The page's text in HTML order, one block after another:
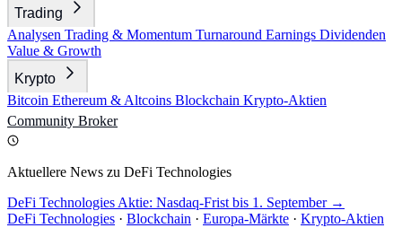
Trading
Analysen Trading & Momentum Turnaround Earnings Dividenden
Value & Growth
Krypto
Bitcoin Ethereum & Altcoins Blockchain Krypto-Aktien
Community Broker
Aktuellere News zu DeFi Technologies
DeFi Technologies Aktie: Nasdaq-Frist bis 1. September →
DeFi Technologies · Blockchain · Europa-Märkte · Krypto-Aktien